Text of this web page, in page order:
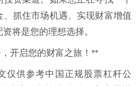
、抓住市场机遇、实现财富增值
将是您的理想选择。
开启您的财富之旅！**
仅供参考中国正规股票杠杆公